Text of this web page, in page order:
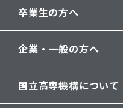
卒業生の方へ
企業・一般の方へ
国立高専機構について